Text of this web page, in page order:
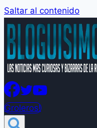
Saltar al contenido
Groleros!